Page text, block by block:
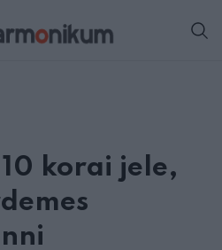
korai jele,